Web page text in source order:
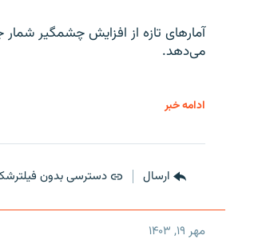
آمارهای تازه از افزایش چشمگیر
می‌دهد.
ادامه خبر
ارسال دسترسی بدون
مهر ۱۹, ۱۴۰۳